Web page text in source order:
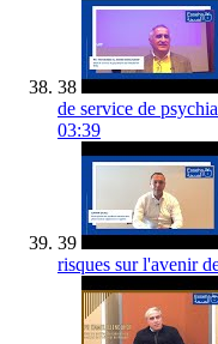
38
de service de
03:39
39
risques sur l'avenir